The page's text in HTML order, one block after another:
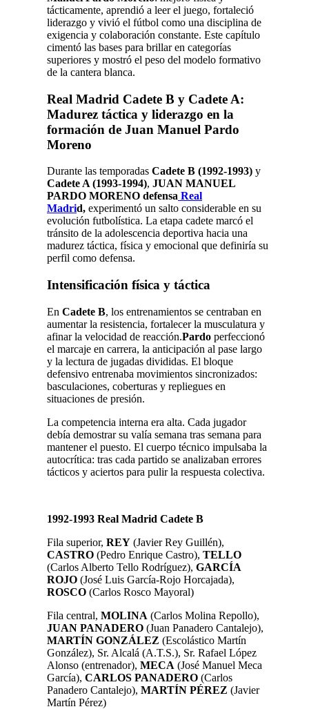
tácticamente, aprendió a leer el juego, fortaleció
liderazgo y vivió el fútbol como una disciplina de
exigencia y colaboración constante. Este capítulo
cimentó las bases para brillar en categorías
superiores y mostró el peso del modelo formativo
de la cantera blanca.
Real Madrid Cadete B y Cadete A:
Madurez táctica y liderazgo en la
formación de Juan Manuel Pardo
Moreno
Durante las temporadas Cadete B (1992-1993) y
Cadete A (1993-1994), JUAN MANUEL
PARDO MORENO defensa Real
Madrid, experimentó un salto considerable en su
evolución futbolística. La etapa cadete marcó el
tránsito de la adolescencia deportiva hacia una
madurez táctica, física y emocional que definiría su
perfil como defensa.
Intensificación física y táctica
En Cadete B, los entrenamientos se centraban en
aumentar la resistencia, fortalecer la musculatura y
afinar la velocidad de reacción.Pardo perfeccionó
el marcaje en carrera, la anticipación al pase largo
y la lectura de jugadas divididas. El bloque
defensivo entrenaba movimientos sincronizados:
basculaciones, coberturas y repliegues en
situaciones de presión.
La competencia interna era alta. Cada jugador
debía demostrar su valía semana tras semana para
mantener el puesto. El cuerpo técnico impulsaba la
autocrítica: tras cada partido se analizaban errores
tácticos y aciertos para pulir la respuesta colectiva.
1992-1993 Real Madrid Cadete B
Fila superior, REY (Javier Rey Guillén),
CASTRO (Pedro Enrique Castro), TELLO
(Carlos Alberto Tello Rodríguez), GARCÍA
ROJO (José Luis García-Rojo Horcajada),
ROSCO (Carlos Rosco Mayoral)
Fila central, MOLINA (Carlos Molina Repollo),
JUAN PANADERO (Juan Panadero Cantalejo),
MARTÍN GONZÁLEZ (Escolástico Martín
González), Sr. Alcalá (A.T.S.), Sr. Rafael López
Alonso (entrenador), MECA (José Manuel Meca
García), CARLOS PANADERO (Carlos
Panadero Cantalejo), MARTÍN PÉREZ (Javier
Martín Pérez)